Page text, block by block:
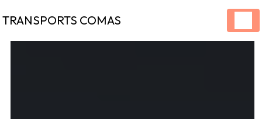
TRANSPORTS COMAS